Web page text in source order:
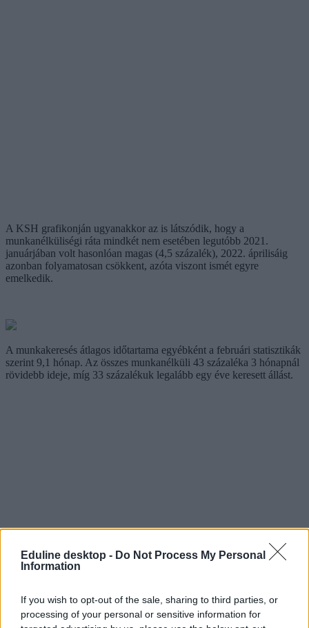
Eduline desktop - Do Not Process My Personal
Information
If you wish to opt-out of the sale, sharing to third parties, or
processing of your personal or sensitive information for
A KSH grafikonján ugyanakkor az is látszódik, hogy a
munkanélküliségi ráta mindkét nem esetében legutóbb 2021.
januárjában volt hasonlóan magas (4,5 százalék), 2022. áprilisáig
azonban folyamatosan csökkent, azóta viszont ismét egyre
emelkedik.
A munkakeresés átlagos időtartama egyébként a februári statisztikák
szerint 9,1 hónap. Az összes munkanélküli 43 százaléka 3 hónapnál
rövidebb ideje, míg 33 százalékuk legalább egy éve keresett állást.